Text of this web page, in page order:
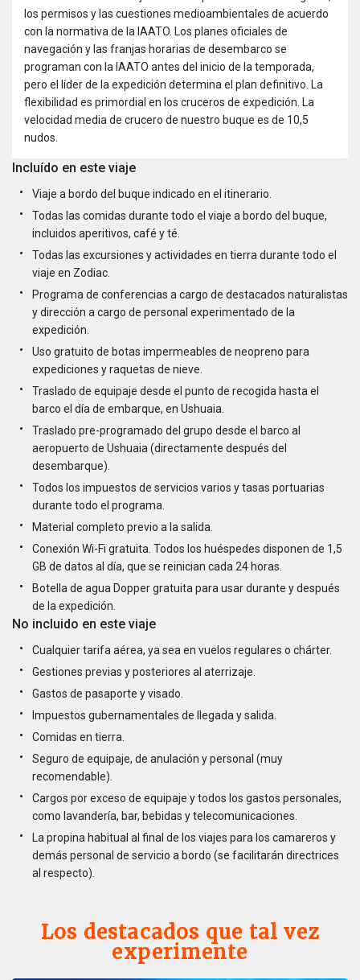
los permisos y las cuestiones medioambientales de acuerdo
con la normativa de la IAATO. Los planes oficiales de
navegación y las franjas horarias de desembarco se
programan con la IAATO antes del inicio de la temporada,
pero el líder de la expedición determina el plan definitivo. La
flexibilidad es primordial en los cruceros de expedición. La
velocidad media de crucero de nuestro buque es de 10,5
nudos.
Incluído en este viaje
Viaje a bordo del buque indicado en el itinerario.
Todas las comidas durante todo el viaje a bordo del buque,
incluidos aperitivos, café y té.
Todas las excursiones y actividades en tierra durante todo el
viaje en Zodiac.
Programa de conferencias a cargo de destacados naturalistas
y dirección a cargo de personal experimentado de la
expedición.
Uso gratuito de botas impermeables de neopreno para
expediciones y raquetas de nieve.
Traslado de equipaje desde el punto de recogida hasta el
barco el día de embarque, en Ushuaia.
Traslado pre-programado del grupo desde el barco al
aeropuerto de Ushuaia (directamente después del
desembarque).
Todos los impuestos de servicios varios y tasas portuarias
durante todo el programa.
Material completo previo a la salida.
Conexión Wi-Fi gratuita. Todos los huéspedes disponen de 1,5
GB de datos al día, que se reinician cada 24 horas.
Botella de agua Dopper gratuita para usar durante y después
de la expedición.
No incluido en este viaje
Cualquier tarifa aérea, ya sea en vuelos regulares o chárter.
Gestiones previas y posteriores al aterrizaje.
Gastos de pasaporte y visado.
Impuestos gubernamentales de llegada y salida.
Comidas en tierra.
Seguro de equipaje, de anulación y personal (muy
recomendable).
Cargos por exceso de equipaje y todos los gastos personales,
como lavandería, bar, bebidas y telecomunicaciones.
La propina habitual al final de los viajes para los camareros y
demás personal de servicio a bordo (se facilitarán directrices
al respecto).
Los destacados que tal vez
experimente